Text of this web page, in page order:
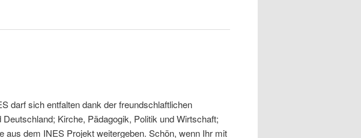
darf sich entfalten dank der freundschlaftlichen
Kirche, Pädagogik, Politik und Wirtschaft;
aus dem INES Projekt weitergeben. Schön, wenn Ihr mit